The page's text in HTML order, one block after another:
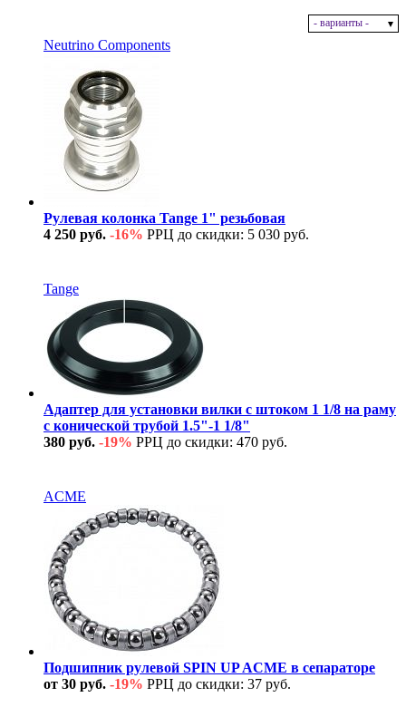
- варианты -
Neutrino Components
Рулевая колонка Tange 1" резьбовая
4 250 руб. -16% РРЦ до скидки: 5 030 руб.
Tange
Адаптер для установки вилки с штоком 1 1/8 на раму
с конической трубой 1.5"-1 1/8"
380 руб. -19% РРЦ до скидки: 470 руб.
ACME
Подшипник рулевой SPIN UP ACME в сепараторе
от 30 руб. -19% РРЦ до скидки: 37 руб.